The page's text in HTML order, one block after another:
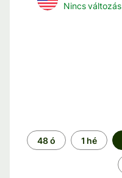
Nincs változás
Időszak
48 ó 1 hé